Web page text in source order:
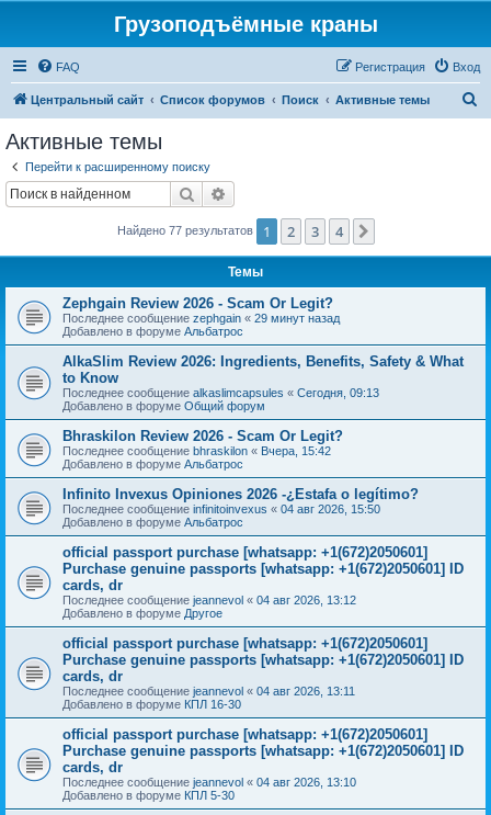
Грузоподъёмные краны
FAQ Вход
Регистрация
Центральный сайт Список форумов Поиск Активные темы
Активные темы
Перейти к расширенному поиску
Поиск
Найдено 77 результатов 1 2 3 4
Темы
Zephgain Review 2026 - Scam Or Legit?
Последнее сообщение zephgain « 29 минут назад
Добавлено в форуме Альбатрос
AlkaSlim Review 2026: Ingredients, Benefits, Safety & What
to Know
Последнее сообщение alkaslimcapsules « Сегодня, 09:13
Добавлено в форуме Общий форум
Bhraskilon Review 2026 - Scam Or Legit?
Последнее сообщение bhraskilon « Вчера, 15:42
Добавлено в форуме Альбатрос
Infinito Invexus Opiniones 2026 -¿Estafa o legítimo?
Последнее сообщение infinitoinvexus « 04 авг 2026, 15:50
Добавлено в форуме Альбатрос
official passport purchase [whatsapp: +1(672)2050601]
Purchase genuine passports [whatsapp: +1(672)2050601] ID
cards, dr
Последнее сообщение jeannevol « 04 авг 2026, 13:12
Добавлено в форуме Другое
official passport purchase [whatsapp: +1(672)2050601]
Purchase genuine passports [whatsapp: +1(672)2050601] ID
cards, dr
Последнее сообщение jeannevol « 04 авг 2026, 13:11
Добавлено в форуме КПЛ 16-30
official passport purchase [whatsapp: +1(672)2050601]
Purchase genuine passports [whatsapp: +1(672)2050601] ID
cards, dr
Последнее сообщение jeannevol « 04 авг 2026, 13:10
Добавлено в форуме КПЛ 5-30